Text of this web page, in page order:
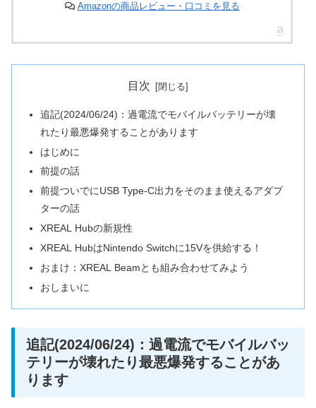
Amazonの商品レビュー・口コミを見る
目次
追記(2024/06/24)：過電流でモバイルバッテリーが壊
れたり最悪爆発することがあります
はじめに
前提の話
前提ついでにUSB Type-C出力をそのまま使えるアダプ
ターの話
XREAL Hubの新規性
XREAL HubはNintendo Switchに15Vを供給する！
おまけ：XREAL Beamとも組み合わせてみよう
おしまいに
追記(2024/06/24)：過電流でモバイルバッ
テリーが壊れたり最悪爆発することがあ
ります